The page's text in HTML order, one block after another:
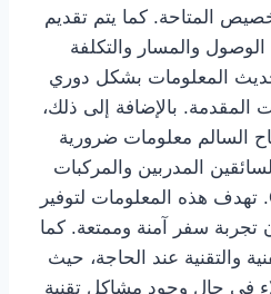
المتاحة. كما يتم تقديم
والمسار والتكلفة
المعلومات بشكل دوري
المقدمة. بالإضافة إلى ذلك،
السالم معلومات ضرورية
المدربين والمركبات
المجهزة بنظام تتبع GPS. تهدف هذه المعلومات لتوفير
تجربة سفر آمنة وممتعة. كما
والتقنية عند الحاجة، حيث
في حال وجود مشاكل تقنية